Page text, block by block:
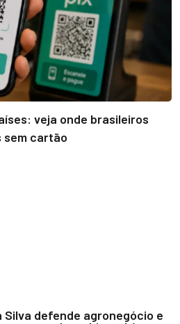
veja onde brasileiros
sem cartão
Silva defende agronegócio e